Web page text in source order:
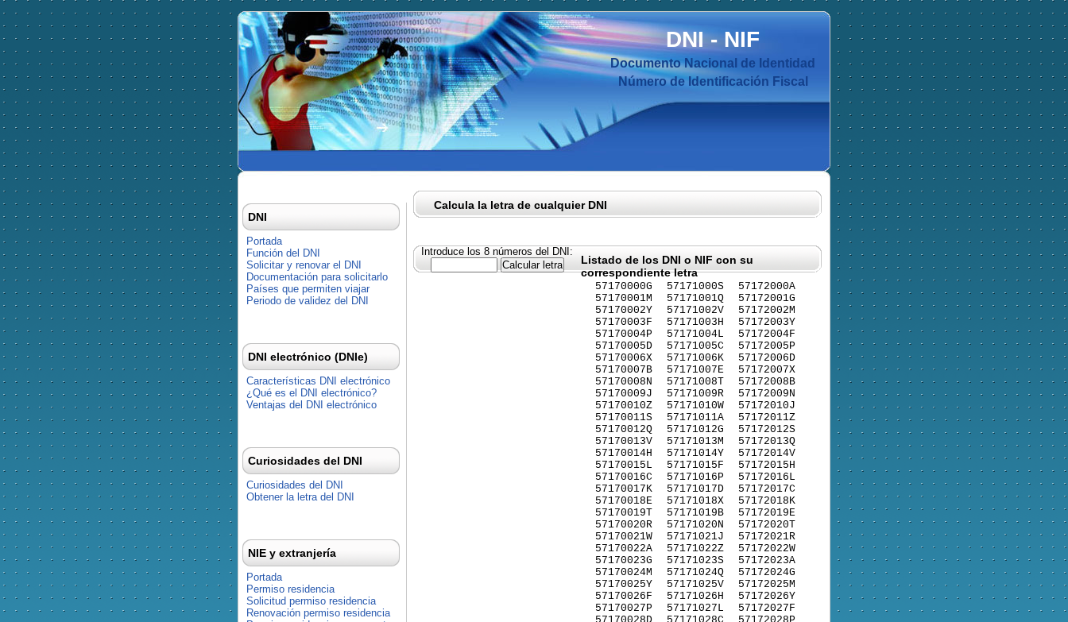
DNI-NIF
Documento Nacional de Identidad
Número de Identificación Fiscal
Calcula la letra de cualquier DNI
Introduce los 8 números del DNI:
Listado de los DNI o NIF con su
correspondiente letra
57170000G
57170001M
57170002Y
57170003F
57170004P
57170005D
57170006X
57170007B
57170008N
57170009J
57170010Z
57170011S
57170012Q
57170013V
57170014H
57170015L
57170016C
57170017K
57170018E
57170019T
57170020R
57170021W
57170022A
57170023G
57170024M
57170025Y
57170026F
57170027P
57171000S
57171001Q
57171002V
57171003H
57171004L
57171005C
57171006K
57171007E
57171008T
57171009R
57171010W
57171011A
57171012G
57171013M
57171014Y
57171015F
57171016P
57171017D
57171018X
57171019B
57171020N
57171021J
57171022Z
57171023S
57171024Q
57171025V
57171026H
57171027L
57172000A
57172001G
57172002M
57172003Y
57172004F
57172005P
57172006D
57172007X
57172008B
57172009N
57172010J
57172011Z
57172012S
57172013Q
57172014V
57172015H
57172016L
57172017C
57172018K
57172019E
57172020T
57172021R
57172022W
57172023A
57172024G
57172025M
57172026Y
57172027F
DNI
Portada
Función del DNI
Solicitar y renovar el DNI
Documentación para solicitarlo
Países que permiten viajar
Periodo de validez del DNI
DNI electrónico (DNIe)
Características DNI electrónico
¿Qué es el DNI electrónico?
Ventajas del DNI electrónico
Curiosidades del DNI
Curiosidades del DNI
Obtener la letra del DNI
NIE y extranjería
Portada
Permiso residencia
Solicitud permiso residencia
Renovación permiso residencia